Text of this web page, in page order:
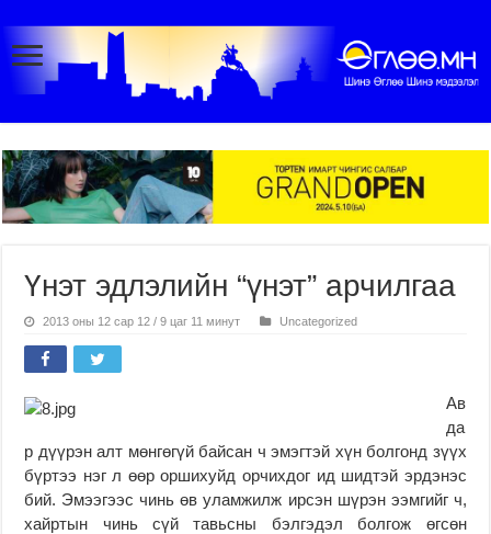
Үнэт эдлэлийн “үнэт” арчилгаа
2013 оны 12 сар 12 / 9 цаг 11 минут Uncategorized
Ав
да
р дүүрэн алт мөнгөгүй байсан ч эмэгтэй хүн болгонд зүүх
бүртээ нэг л өөр оршихуйд орчихдог ид шидтэй эрдэнэс
бий. Эмээгээс чинь өв уламжилж ирсэн шүрэн ээмгийг ч,
хайртын чинь сүй тавьсны бэлгэдэл болгож өгсөн